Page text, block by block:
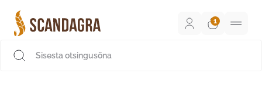
sisu
juurde